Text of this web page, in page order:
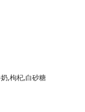
,枸杞,白砂糖